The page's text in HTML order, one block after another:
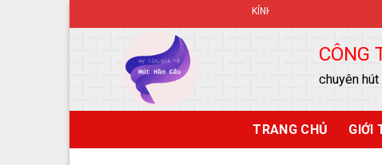
to
KÍNH CHÀO QUÝ KHÁCH ĐẾN VỚI WEDSITE.
CÔNG
chuyên
TRANG CHỦ GIỚI